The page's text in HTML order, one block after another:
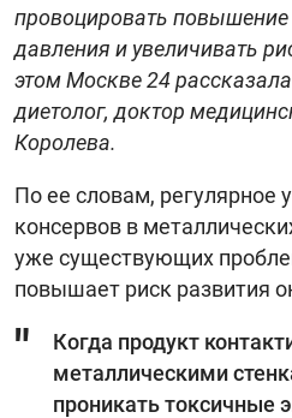
провоцировать повышение
давления и увеличивать
этом Москве 24
диетолог, доктор
Королева.
По ее словам, регулярное
консервов в
уже существующих
повышает риск развития
Когда продукт
металлическими
проникать токсичные